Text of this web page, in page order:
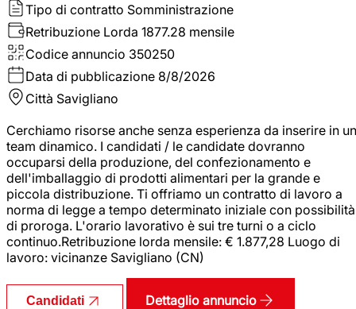
Tipo di contratto Somministrazione
Retribuzione Lorda 1877.28 mensile
Codice annuncio 350250
Data di pubblicazione 8/8/2026
Città Savigliano
Cerchiamo risorse anche senza esperienza da inserire in un
team dinamico. I candidati / le candidate dovranno
occuparsi della produzione, del confezionamento e
dell'imballaggio di prodotti alimentari per la grande e
piccola distribuzione. Ti offriamo un contratto di lavoro a
norma di legge a tempo determinato iniziale con possibilità
di proroga. L'orario lavorativo è sui tre turni o a ciclo
continuo.Retribuzione lorda mensile: € 1.877,28 Luogo di
lavoro: vicinanze Savigliano (CN)
Candidati Dettaglio annuncio